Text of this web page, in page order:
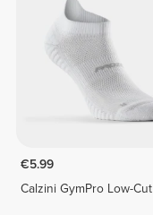
€5.99
Calzini GymPro Low-Cut